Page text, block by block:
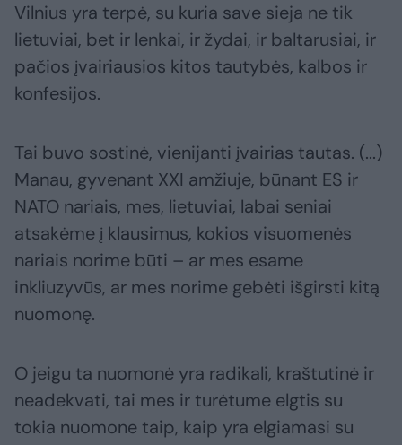
Vilnius yra terpė, su kuria save sieja ne tik
lietuviai, bet ir lenkai, ir žydai, ir baltarusiai, ir
pačios įvairiausios kitos tautybės, kalbos ir
konfesijos.
Tai buvo sostinė, vienijanti įvairias tautas. (...)
Manau, gyvenant XXI amžiuje, būnant ES ir
NATO nariais, mes, lietuviai, labai seniai
atsakėme į klausimus, kokios visuomenės
nariais norime būti – ar mes esame
inkliuzyvūs, ar mes norime gebėti išgirsti kitą
nuomonę.
O jeigu ta nuomonė yra radikali, kraštutinė ir
neadekvati, tai mes ir turėtume elgtis su
tokia nuomone taip, kaip yra elgiamasi su